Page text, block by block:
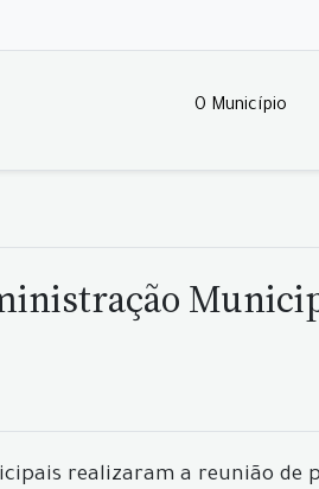
O Município
realizaram a reunião